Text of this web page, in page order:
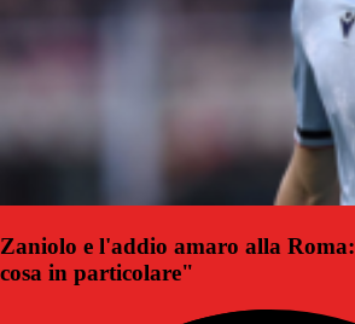
Zaniolo e l'addio amaro alla
cosa in particolare"